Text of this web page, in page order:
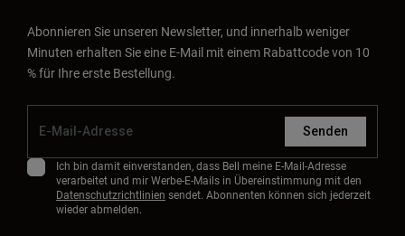
Abonnieren Sie unseren Newsletter, und innerhalb weniger
Minuten erhalten Sie eine E-Mail mit einem Rabattcode von 10
% für Ihre erste Bestellung.
Senden
Ich bin damit einverstanden, dass Bell meine E-Mail-Adresse
verarbeitet und mir Werbe-E-Mails in Übereinstimmung mit den
Datenschutzrichtlinien sendet. Abonnenten können sich jederzeit
wieder abmelden.